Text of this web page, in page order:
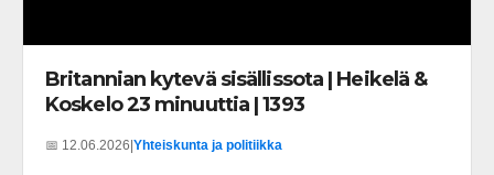
Britannian kytevä sisällissota | Heikelä &
Koskelo 23 minuuttia | 1393
📅 12.06.2026 Yhteiskunta ja politiikka